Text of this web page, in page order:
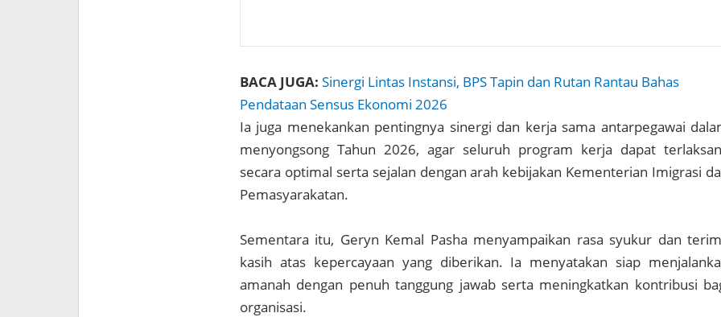
BACA JUGA: Sinergi Lintas Instansi, BPS Tapin dan Rutan Rantau Bahas
Pendataan Sensus Ekonomi 2026
Ia juga menekankan pentingnya sinergi dan kerja sama antarpegawai
menyongsong Tahun 2026, agar seluruh program kerja dapat
secara optimal serta sejalan dengan arah kebijakan Kementerian Imigrasi
Pemasyarakatan.
Sementara itu, Geryn Kemal Pasha menyampaikan rasa syukur dan
kasih atas kepercayaan yang diberikan. Ia menyatakan siap
amanah dengan penuh tanggung jawab serta meningkatkan kontribusi
organisasi.